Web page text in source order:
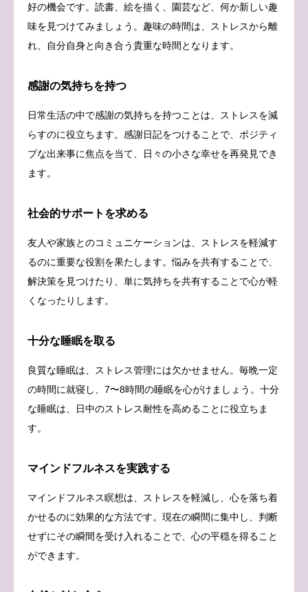
好の機会です。読書、絵を描く、園芸など、何か新しい趣
味を見つけてみましょう。趣味の時間は、ストレスから離
れ、自分自身と向き合う貴重な時間となります。
感謝の気持ちを持つ
日常生活の中で感謝の気持ちを持つことは、ストレスを減
らすのに役立ちます。感謝日記をつけることで、ポジティ
ブな出来事に焦点を当て、日々の小さな幸せを再発見でき
ます。
社会的サポートを求める
友人や家族とのコミュニケーションは、ストレスを軽減す
るのに重要な役割を果たします。悩みを共有することで、
解決策を見つけたり、単に気持ちを共有することで心が軽
くなったりします。
十分な睡眠を取る
良質な睡眠は、ストレス管理には欠かせません。毎晩一定
の時間に就寝し、7〜8時間の睡眠を心がけましょう。十分
な睡眠は、日中のストレス耐性を高めることに役立ちま
す。
マインドフルネスを実践する
マインドフルネス瞑想は、ストレスを軽減し、心を落ち着
かせるのに効果的な方法です。現在の瞬間に集中し、判断
せずにその瞬間を受け入れることで、心の平穏を得ること
ができます。